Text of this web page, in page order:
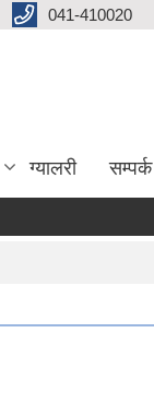
041-410020
ग्यालरी सम्पर्क